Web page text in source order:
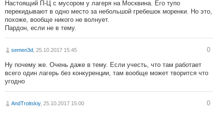
Настоящий П-Ц с мусором у лагеря на Москвина. Его тупо
перекидывают в одно место за небольшой гребешок моренки. Но это,
похоже, вообще никого не волнует.
Пардон, если не в тему.
semen3d , 25.10.2017 15:45 0
Ну почему же. Очень даже в тему. Если учесть, что там работает
всего один лагерь без конкуренции, там вообще может творится что
угодно
AndTroitskiy, 25.10.2017 15:00 0